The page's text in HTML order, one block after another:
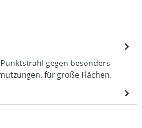
gegen besonders
für große Flächen.